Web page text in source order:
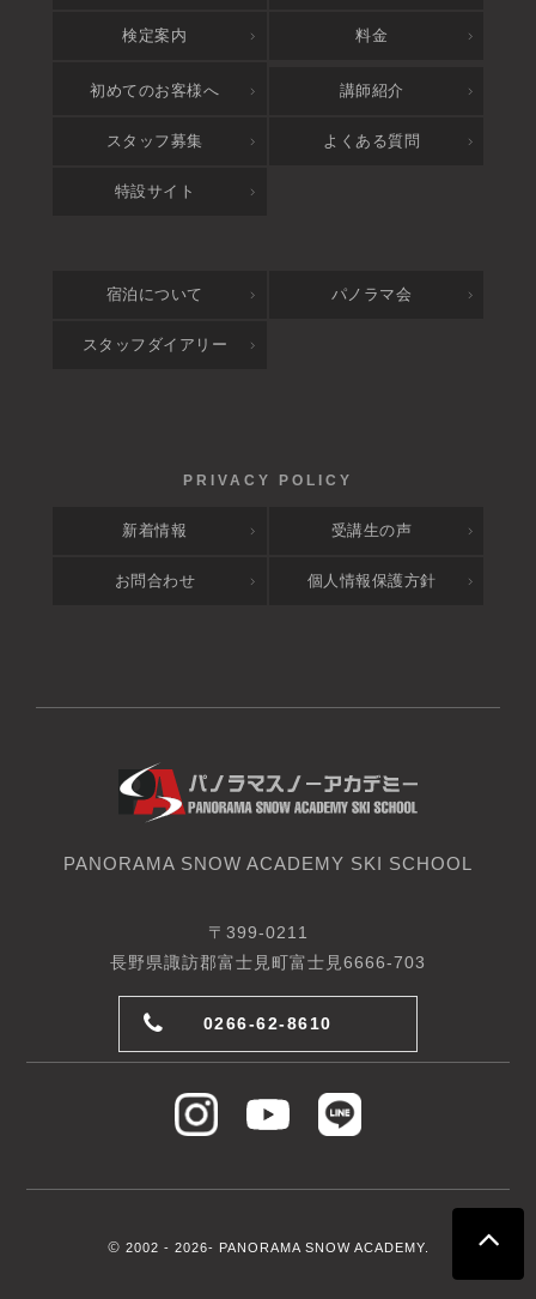
検定案内 料金
アクセス
初めてのお客様へ 講師紹介
スタッフ募集 よくある質問
特設サイト
宿泊について パノラマ会
スタッフダイアリー
新着情報 受講生の声
お問合わせ 個人情報保護方針
PANORAMA SNOW ACADEMY SKI SCHOOL
〒399-0211
長野県諏訪郡富士見町富士見6666-703
0266-62-8610
© 2002 - 2026- PANORAMA SNOW ACADEMY.